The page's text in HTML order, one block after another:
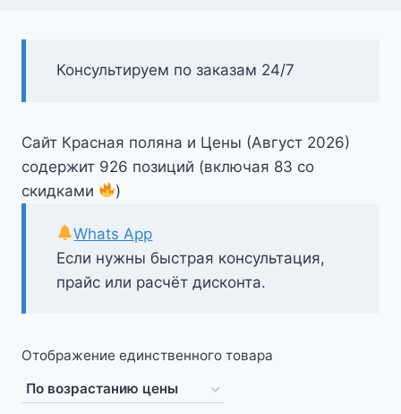
Консультируем по заказам 24/7
Сайт Красная поляна и Цены (Август 2026)
содержит 926 позиций (включая 83 со
скидками
)
Если нужны быстрая консультация,
прайс или расчёт дисконта.
Whats App
Отображение единственного товара